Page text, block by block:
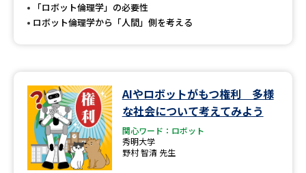
SELFBRAND特集ページ
オープンキャンパス検索 実施プログラムから探す
来場型・Web型イベント特集 夢ナビライブ
「ロボット倫理学」の必要性
ロボット倫理学から「人間」側を考える
AIやロボットがもつ権利 多様
な社会について考えてみよう
関心ワード：ロボット
秀明大学
野村 智清 先生